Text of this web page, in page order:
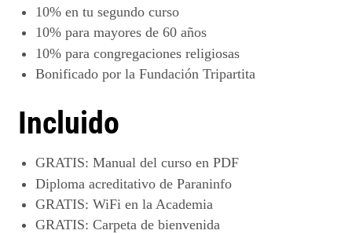
10%en tu segundo curso
10%para mayores de 60 años
10%para congregaciones religiosas
Bonificado por la Fundación Tripartita
Incluido
GRATIS: Manual del curso en PDF
Diploma acreditativo de Paraninfo
GRATIS: WiFi en la Academia
GRATIS: Carpeta de bienvenida